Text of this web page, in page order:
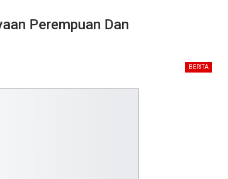
Perempuan Dan
BERITA